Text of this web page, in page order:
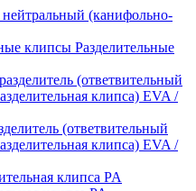
(канифольно-
Разделительные
(ответвительный
клипса) EVA /